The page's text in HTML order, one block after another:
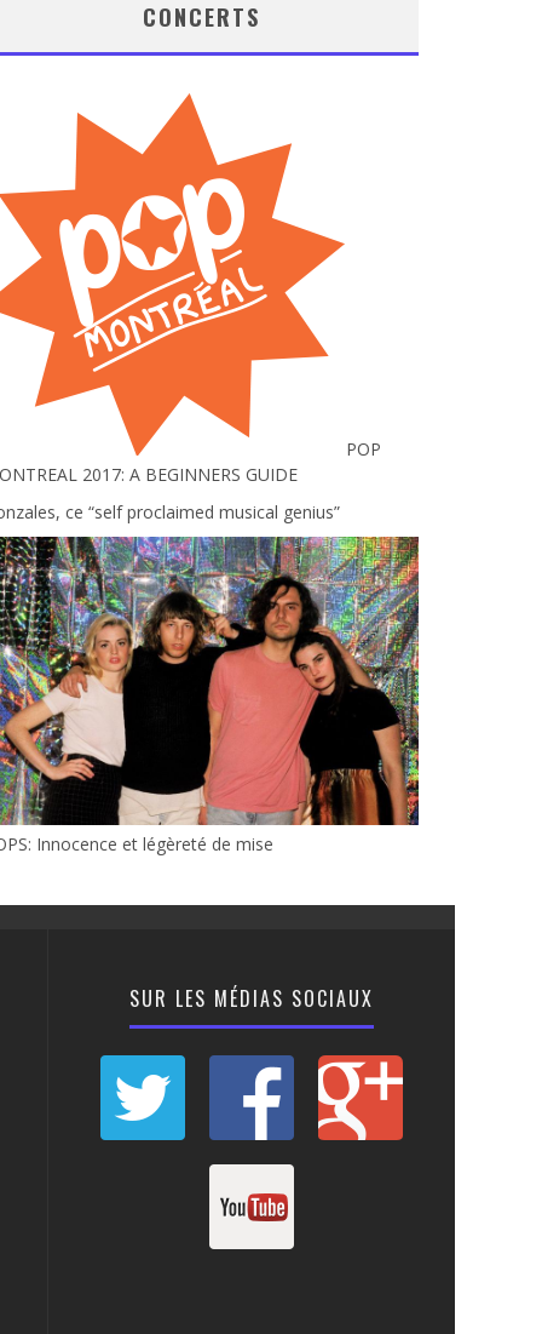
CONCERTS
POP
2017: A BEGINNERS GUIDE
ce “self proclaimed musical genius”
Innocence et légèreté de mise
SUR LES MÉDIAS SOCIAUX